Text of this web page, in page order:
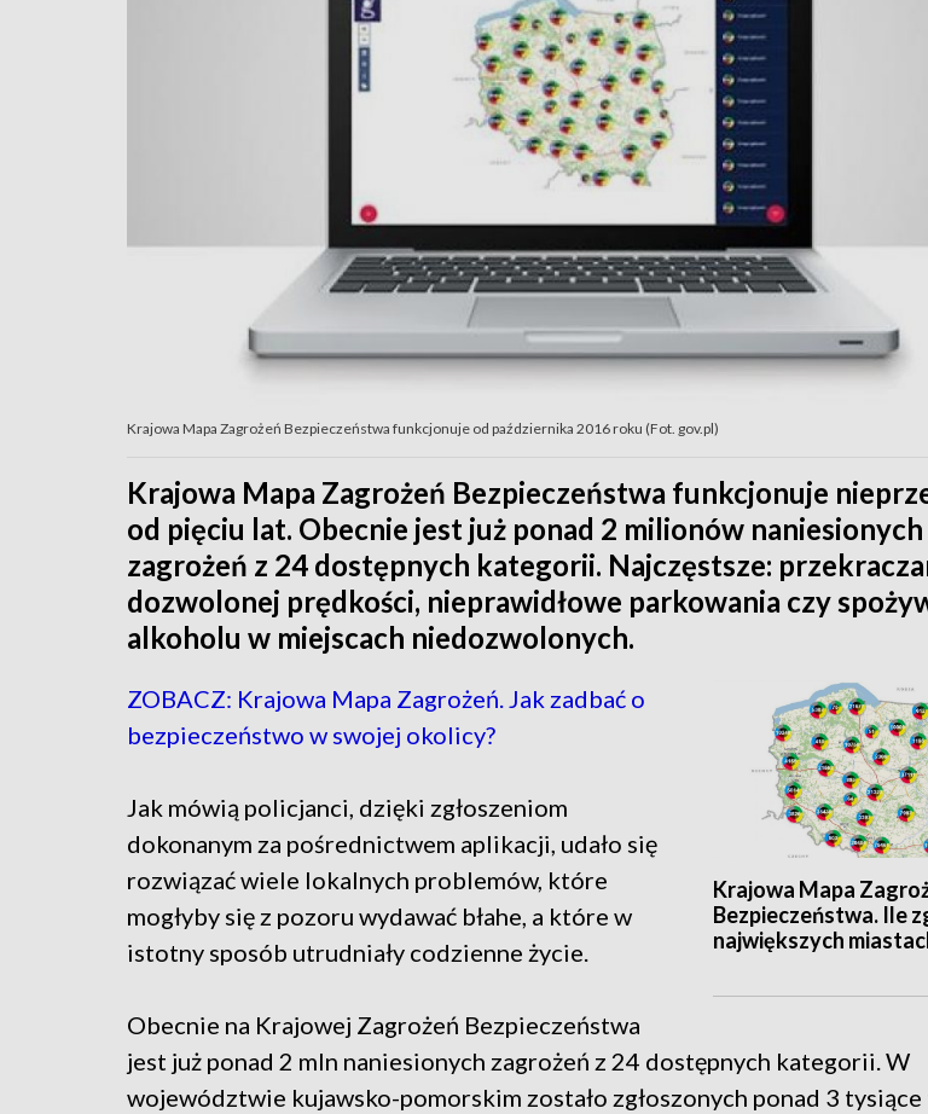
Krajowa Mapa Zagrożeń Bezpieczeństwa funkcjonuje od października 2016 roku (Fot. gov.pl)
Krajowa Mapa Zagrożeń Bezpieczeństwa funkcjonuje
od pięciu lat. Obecnie jest już ponad 2 milionów naniesionych
zagrożeń z 24 dostępnych kategorii. Najczęstsze:
dozwolonej prędkości, nieprawidłowe parkowania czy
alkoholu w miejscach niedozwolonych.
Krajowa Mapa
Bezpieczeństwa. Ile
największych
ZOBACZ: Krajowa Mapa Zagrożeń. Jak zadbać o
bezpieczeństwo w swojej okolicy?
Jak mówią policjanci, dzięki zgłoszeniom
dokonanym za pośrednictwem aplikacji, udało się
rozwiązać wiele lokalnych problemów, które
mogłyby się z pozoru wydawać błahe, a które w
istotny sposób utrudniały codzienne życie.
Obecnie na Krajowej Zagrożeń Bezpieczeństwa
jest już ponad 2 mln naniesionych zagrożeń z 24 dostępnych kategorii. W
województwie kujawsko-pomorskim zostało zgłoszonych ponad 3